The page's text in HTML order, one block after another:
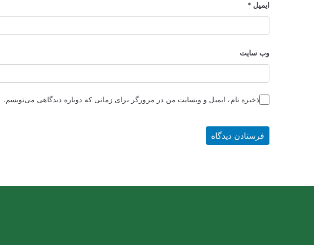
ایمیل *
وب‌ سایت
ذخیره نام، ایمیل و وبسایت من در مرورگر برای زمانی که دوباره دیدگاهی می‌نویسم.